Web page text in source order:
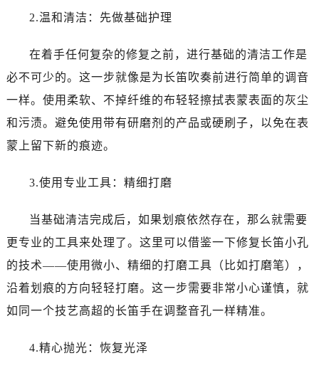
2.温和清洁：先做基础护理
在着手任何复杂的修复之前，进行基础的清洁工作是
必不可少的。这一步就像是为长笛吹奏前进行简单的调音
一样。使用柔软、不掉纤维的布轻轻擦拭表蒙表面的灰尘
和污渍。避免使用带有研磨剂的产品或硬刷子，以免在表
蒙上留下新的痕迹。
3.使用专业工具：精细打磨
当基础清洁完成后，如果划痕依然存在，那么就需要
更专业的工具来处理了。这里可以借鉴一下修复长笛小孔
的技术——使用微小、精细的打磨工具（比如打磨笔），
沿着划痕的方向轻轻打磨。这一步需要非常小心谨慎，就
如同一个技艺高超的长笛手在调整音孔一样精准。
4.精心抛光：恢复光泽